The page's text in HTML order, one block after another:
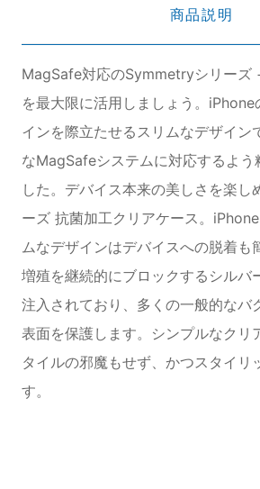
商品説明
MagSafe対応のSymmetryシリーズ
を最大限に活用しましょう。
インを際立たせるスリムなデザイン
なMagSafeシステムに対応するよう
した。デバイス本来の美しさを楽し
ーズ 抗菌加工クリアケース。
ムなデザインはデバイスへの脱着も
増殖を継続的にブロックするシルバ
注入されており、多くの一般的なバ
表面を保護します。シンプルなクリ
タイルの邪魔もせず、かつスタイリ
す。